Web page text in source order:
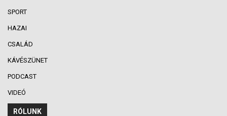
SPORT
HAZAI
CSALÁD
KÁVÉSZÜNET
PODCAST
VIDEÓ
RÓLUNK